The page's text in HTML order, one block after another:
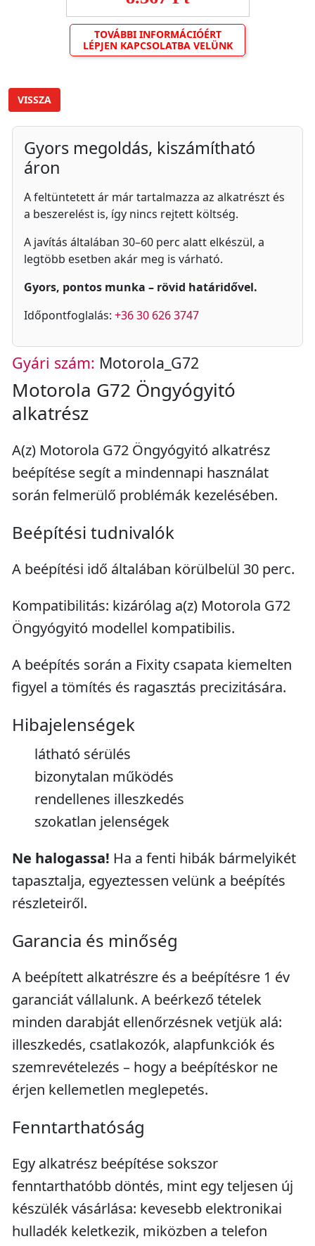
TOVÁBBI INFORMÁCIÓÉRT
LÉPJEN KAPCSOLATBA VELÜNK
VISSZA
Gyors megoldás, kiszámítható
áron
A feltüntetett ár már tartalmazza az alkatrészt és
a beszerelést is, így nincs rejtett költség.
A javítás általában 30–60 perc alatt elkészül, a
legtöbb esetben akár meg is várható.
Gyors, pontos munka – rövid határidővel.
Időpontfoglalás: +36 30 626 3747
Gyári szám: Motorola_G72
Motorola G72 Öngyógyitó
alkatrész
A(z) Motorola G72 Öngyógyitó alkatrész
beépítése segít a mindennapi használat
során felmerülő problémák kezelésében.
Beépítési tudnivalók
A beépítési idő általában körülbelül 30 perc.
Kompatibilitás: kizárólag a(z) Motorola G72
Öngyógyitó modellel kompatibilis.
A beépítés során a Fixity csapata kiemelten
figyel a tömítés és ragasztás precizitására.
Hibajelenségek
látható sérülés
bizonytalan működés
rendellenes illeszkedés
szokatlan jelenségek
Ne halogassa! Ha a fenti hibák bármelyikét
tapasztalja, egyeztessen velünk a beépítés
részleteiről.
Garancia és minőség
A beépített alkatrészre és a beépítésre 1 év
garanciát vállalunk. A beérkező tételek
minden darabját ellenőrzésnek vetjük alá:
illeszkedés, csatlakozók, alapfunkciók és
szemrevételezés – hogy a beépítéskor ne
érjen kellemetlen meglepetés.
Fenntarthatóság
Egy alkatrész beépítése sokszor
fenntarthatóbb döntés, mint egy teljesen új
készülék vásárlása: kevesebb elektronikai
hulladék keletkezik, miközben a telefon